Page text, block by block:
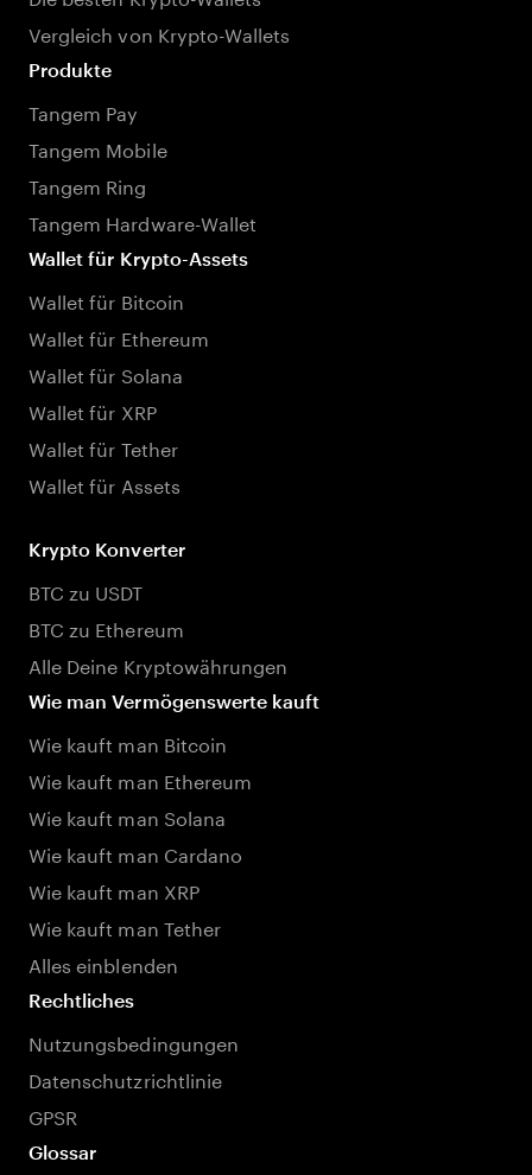
Vergleich von Krypto-Wallets
Produkte
Tangem Pay
Tangem Mobile
Tangem Ring
Tangem Hardware-Wallet
Wallet für Krypto-Assets
Wallet für Bitcoin
Wallet für Ethereum
Wallet für Solana
Wallet für XRP
Wallet für Tether
Wallet für Assets
Krypto Konverter
BTC zu USDT
BTC zu Ethereum
Alle Deine Kryptowährungen
Wie man Vermögenswerte kauft
Wie kauft man Bitcoin
Wie kauft man Ethereum
Wie kauft man Solana
Wie kauft man Cardano
Wie kauft man XRP
Wie kauft man Tether
Alles einblenden
Rechtliches
Nutzungsbedingungen
Datenschutzrichtlinie
GPSR
Glossar